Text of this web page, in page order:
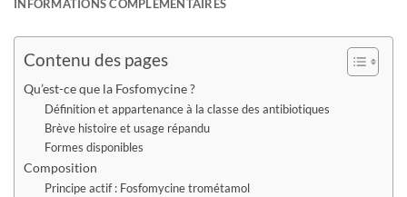
INFORMATIONS COMPLÉMENTAIRES
Contenu des pages
Qu’est-ce que la Fosfomycine ?
Définition et appartenance à la classe des antibiotiques
Brève histoire et usage répandu
Formes disponibles
Composition
Principe actif : Fosfomycine trométamol